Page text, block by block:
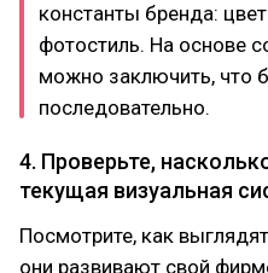
константы бренда:
фотостиль. На основе
можно заключить, что
последовательно.
4. Проверьте,
текущая визуальная
Посмотрите, как
они развивают свой